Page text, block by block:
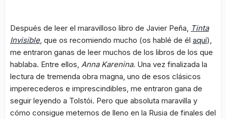
Después de leer el maravilloso libro de Javier Peña,
Tinta
Invisible, que os recomiendo mucho (os hablé de él aquí),
me entraron ganas de leer muchos de los libros de los que
hablaba. Entre ellos, Anna Karenina. Una vez finalizada la
lectura de tremenda obra magna, uno de esos clásicos
imperecederos e imprescindibles, me entraron gana de
seguir leyendo a Tolstói. Pero que absoluta maravilla y
cómo consigue meternos de lleno en la Rusia de finales del